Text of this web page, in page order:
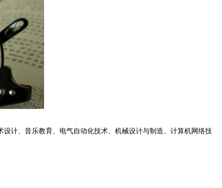
计、音乐教育、电气自动化技术、机械设计与制造、计算机网络技